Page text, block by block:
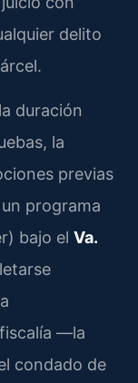
delito
duración
la
previas
programa
bajo el Va.
—la
condado de